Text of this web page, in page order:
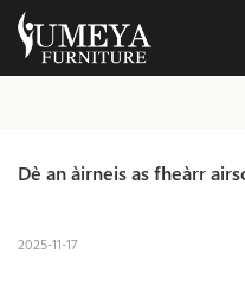
Dè an àirneis as fheàrr
2025-11-17